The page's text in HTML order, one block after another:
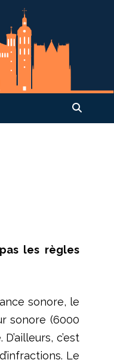
les règles
sonore, le
sonore (6000
c’est
Le